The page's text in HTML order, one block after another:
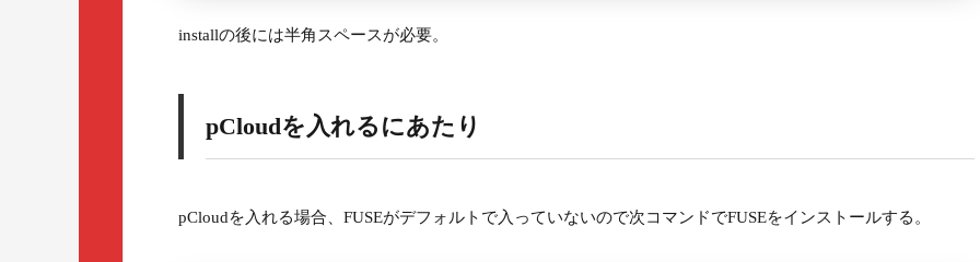
installの後には半角スペースが必要。
pCloudを入れるにあたり
pCloudを入れる場合、FUSEがデフォルトで入っていないので次コマンドでFUSEをインストールする。